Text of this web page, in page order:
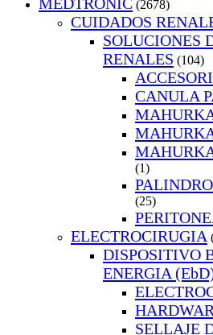
(2678)
CUIDADOS
SOLUCIONES
RENALES (104)
CANULA
(1)
(25)
ELECTROCIRUGIA
DISPOSITIVO
ENERGIA
SELLAJE